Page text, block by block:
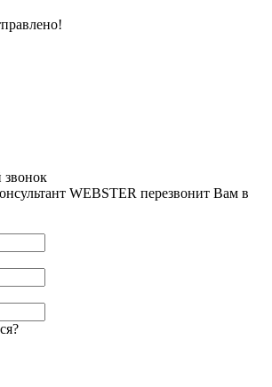
звонок
WEBSTER перезвонит Вам в